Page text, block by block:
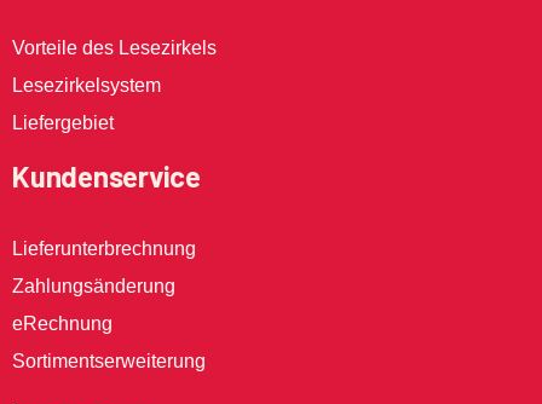
Vorteile des Lesezirkels
Lesezirkelsystem
Liefergebiet
Kundenservice
Lieferunterbrechnung
Zahlungsänderung
eRechnung
Sortimentserweiterung